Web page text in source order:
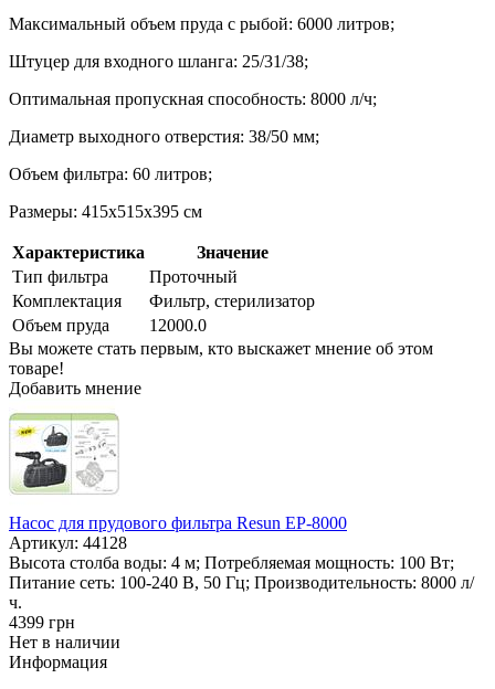
Максимальный объем пруда с рыбой: 6000 литров;
Штуцер для входного шланга: 25/31/38;
Оптимальная пропускная способность: 8000 л/ч;
Диаметр выходного отверстия: 38/50 мм;
Объем фильтра: 60 литров;
Размеры: 415х515х395 см
Характеристика
Значение
Тип фильтра
Проточный
Комплектация
Фильтр, стерилизатор
Объем пруда
12000.0
Вы можете стать первым, кто выскажет мнение об этом
товаре!
Добавить мнение
Насос для прудового фильтра Resun EP-8000
Артикул: 44128
Высота столба воды: 4 м; Потребляемая мощность: 100 Вт;
Питание сеть: 100-240 В, 50 Гц; Производительность: 8000 л/
ч.
4399 грн
Нет в наличии
Информация